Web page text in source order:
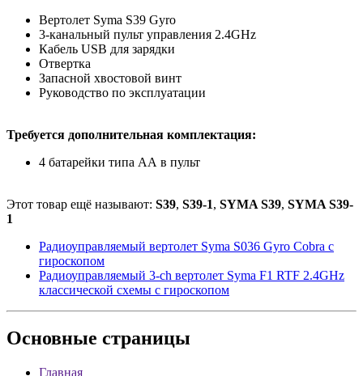
Вертолет Syma S39 Gyro
3-канальный пульт управления 2.4GHz
Кабель USB для зарядки
Отвертка
Запасной хвостовой винт
Руководство по эксплуатации
Требуется дополнительная комплектация:
4 батарейки типа АА в пульт
Этот товар ещё называют: S39, S39-1, SYMA S39, SYMA S39-
1
Радиоуправляемый вертолет Syma S036 Gyro Cobra с
гироскопом
Радиоуправляемый 3-ch вертолет Syma F1 RTF 2.4GHz
классической схемы с гироскопом
Основные страницы
Главная